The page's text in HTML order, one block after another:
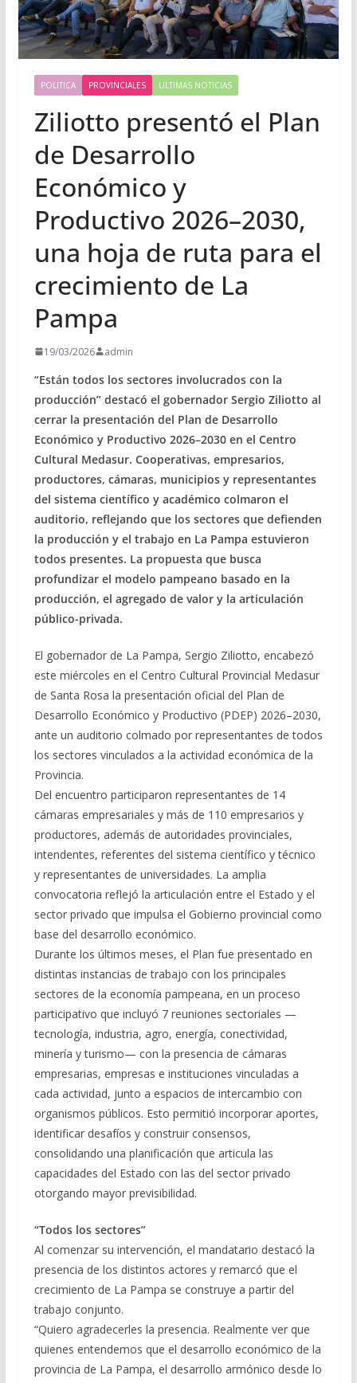
POLITICA PROVINCIALES ULTIMAS NOTICIAS
Ziliotto presentó el Plan
de Desarrollo
Económico y
Productivo 2026–2030,
una hoja de ruta para el
crecimiento de La
Pampa
19/03/2026 admin
“Están todos los sectores involucrados con la
producción” destacó el gobernador Sergio Ziliotto al
cerrar la presentación del Plan de Desarrollo
Económico y Productivo 2026–2030 en el Centro
Cultural Medasur. Cooperativas, empresarios,
productores, cámaras, municipios y representantes
del sistema científico y académico colmaron el
auditorio, reflejando que los sectores que defienden
la producción y el trabajo en La Pampa estuvieron
todos presentes. La propuesta que busca
profundizar el modelo pampeano basado en la
producción, el agregado de valor y la articulación
público-privada.
El gobernador de La Pampa, Sergio Ziliotto, encabezó
este miércoles en el Centro Cultural Provincial Medasur
de Santa Rosa la presentación oficial del Plan de
Desarrollo Económico y Productivo (PDEP) 2026–2030,
ante un auditorio colmado por representantes de todos
los sectores vinculados a la actividad económica de la
Provincia.
Del encuentro participaron representantes de 14
cámaras empresariales y más de 110 empresarios y
productores, además de autoridades provinciales,
intendentes, referentes del sistema científico y técnico
y representantes de universidades. La amplia
convocatoria reflejó la articulación entre el Estado y el
sector privado que impulsa el Gobierno provincial como
base del desarrollo económico.
Durante los últimos meses, el Plan fue presentado en
distintas instancias de trabajo con los principales
sectores de la economía pampeana, en un proceso
participativo que incluyó 7 reuniones sectoriales —
tecnología, industria, agro, energía, conectividad,
minería y turismo— con la presencia de cámaras
empresarias, empresas e instituciones vinculadas a
cada actividad, junto a espacios de intercambio con
organismos públicos. Esto permitió incorporar aportes,
identificar desafíos y construir consensos,
consolidando una planificación que articula las
capacidades del Estado con las del sector privado
otorgando mayor previsibilidad.
“Todos los sectores”
Al comenzar su intervención, el mandatario destacó la
presencia de los distintos actores y remarcó que el
crecimiento de La Pampa se construye a partir del
trabajo conjunto.
“Quiero agradecerles la presencia. Realmente ver que
quienes entendemos que el desarrollo económico de la
provincia de La Pampa, el desarrollo armónico desde lo